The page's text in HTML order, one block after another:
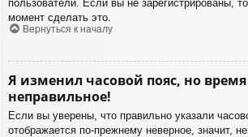
пользователи. Если вы не зарегистрированы,
момент сделать это.
Вернуться к началу
Я изменил часовой пояс, но время
неправильное!
Если вы уверены, что правильно указали
отображается по-прежнему неверное, значит,